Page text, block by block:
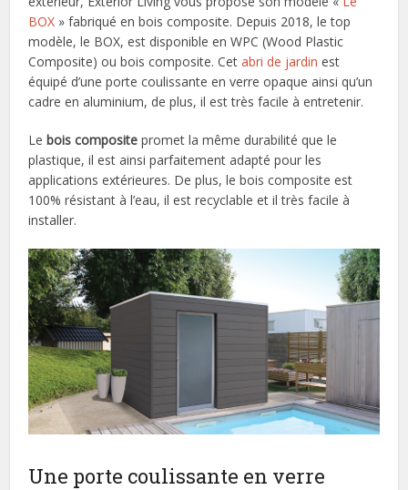
BOX » fabriqué en bois composite. Depuis 2018, le top
modèle, le BOX, est disponible en WPC (Wood Plastic
Composite) ou bois composite. Cetabri de jardin est
équipé d’une porte coulissante en verre opaque ainsi qu’un
cadre en aluminium, de plus, il est très facile à entretenir.
Le bois composite promet la même durabilité que le
plastique, il est ainsi parfaitement adapté pour les
applications extérieures. De plus, le bois composite est
100% résistant à l’eau, il est recyclable et il très facile à
installer.
Une porte coulissante en verre